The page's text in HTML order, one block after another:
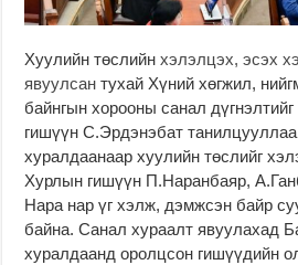
Хуулийн төслийнхэлэлцэх, эсэх
явуулсан тухай Хүний хөгжил,
байнгын хорооны санал
гишүүн С.Эрдэнэбат
хуралдаанаар хуулийн төслийг
Хурлын гишүүн П.Наранбаяр,
Нара нар үг хэлж, дэмжсэн байр
байна. Санал хураалт явуулахад
хуралдаанд оролцсон гишүүдийн